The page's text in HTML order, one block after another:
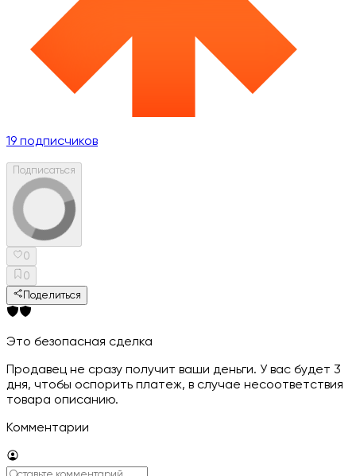
19 подписчиков
Подписаться
0
0
Поделиться
Это безопасная сделка
Продавец не сразу получит ваши деньги. У вас будет 3
дня, чтобы оспорить платеж, в случае несоответствия
товара описанию.
Комментарии